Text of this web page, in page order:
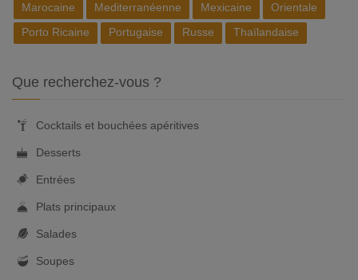
Marocaine
Mediterranéenne Mexicaine
Orientale
Porto Ricaine
Portugaise Russe Thaïlandaise
Que recherchez-vous ?
Cocktails et bouchées apéritives
Desserts
Entrées
Plats principaux
Salades
Soupes